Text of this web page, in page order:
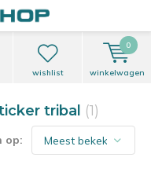
wishlist winkelwagen
0
tribal (1)
op: